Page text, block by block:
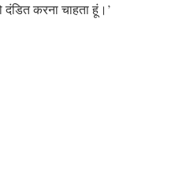
दंडित करना चाहता हूं।’